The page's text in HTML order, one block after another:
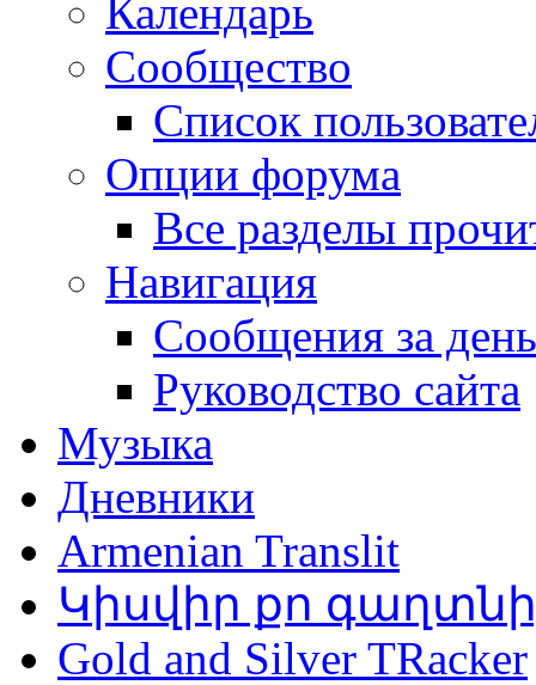
Календарь
Сообщество
Список
Опции форума
Все разделы
Навигация
Сообщения за день
Руководство сайта
Музыка
Дневники
Armenian Translit
Կիսվիր քո
Gold and Silver TRacker